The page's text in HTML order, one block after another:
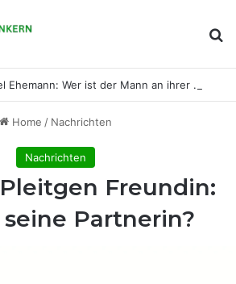
Angela van Brakel Ehemann: Wer ist der Mann an ihrer Seite?
Home / Nachrichten
Nachrichten
Freundin:
Partnerin?